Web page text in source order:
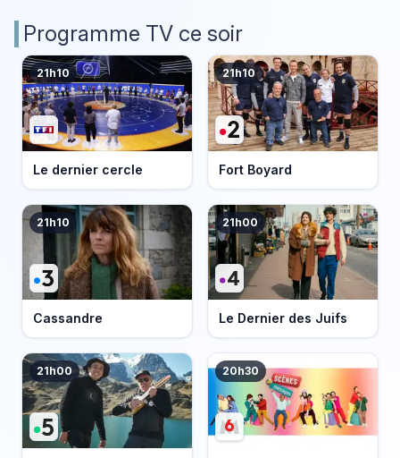
Programme TV ce soir
21h10
Le dernier cercle
21h10
Fort Boyard
21h10
Cassandre
21h00
Le Dernier des Juifs
21h00 20h30